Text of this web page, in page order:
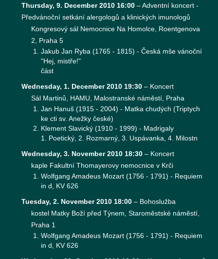
Thursday, 9. December 2010 16:00 –Adventní koncert -
Předvánoční setkání alergologů a klinických imunologů
Kongresový sál Nemocnice Na Homolce, Roentgenova
2, Praha 5
Jakub Jan Ryba (1765 - 1815) - Česká mše vánoční
"Hej, mistře!"
část
Wednesday, 1. December 2010 19:30 – Koncert
Sál Martinů, HAMU, Malostranské náměstí, Praha
Jan Hanuš (1915 - 2004) - Matka chudých (Triptych
ke cti sv. Anežky české)
Klement Slavický (1910 - 1999) - Madrigaly
1. Poetický, 2. Rozmarný, 3. Uspávanka, 4. Milostn
Wednesday, 3. November 2010 18:30 – Koncert
kaple Fakultní Thomayerovy nemocnice v Krči
Wolfgang Amadeus Mozart (1756 - 1791) - Requiem
in d, KV 626
Tuesday, 2. November 2010 18:00 – Bohoslužba
kostel Matky Boží před Týnem, Staroměstské náměstí,
Praha 1
Wolfgang Amadeus Mozart (1756 - 1791) - Requiem
in d, KV 626